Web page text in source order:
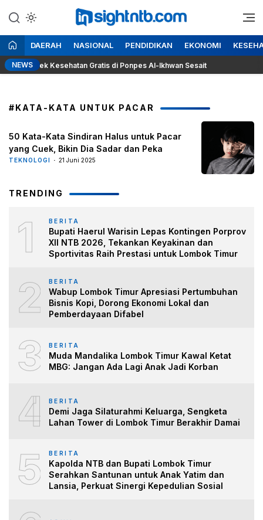
ke
konten
Insight NTB
Berita Seputar NTB
DAERAH NASIONAL PENDIDIKAN EKONOMI
NEWS
Cek Kesehatan Gratis di Ponpes Al-Ikhwan Sesait
#KATA-KATA UNTUK PACAR
50 Kata-Kata Sindiran Halus untuk Pacar
yang Cuek, Bikin Dia Sadar dan Peka
TEKNOLOGI 21 Juni 2025
TRENDING
1 BERITA
Bupati Haerul Warisin Lepas Kontingen Porprov
XII NTB 2026, Tekankan Keyakinan dan
Sportivitas Raih Prestasi untuk Lombok Timur
2 BERITA
Wabup Lombok Timur Apresiasi Pertumbuhan
Bisnis Kopi, Dorong Ekonomi Lokal dan
Pemberdayaan Difabel
3 BERITA
Muda Mandalika Lombok Timur Kawal Ketat
MBG: Jangan Ada Lagi Anak Jadi Korban
4 BERITA
Demi Jaga Silaturahmi Keluarga, Sengketa
Lahan Tower di Lombok Timur Berakhir Damai
5 BERITA
Kapolda NTB dan Bupati Lombok Timur
Serahkan Santunan untuk Anak Yatim dan
Lansia, Perkuat Sinergi Kepedulian Sosial